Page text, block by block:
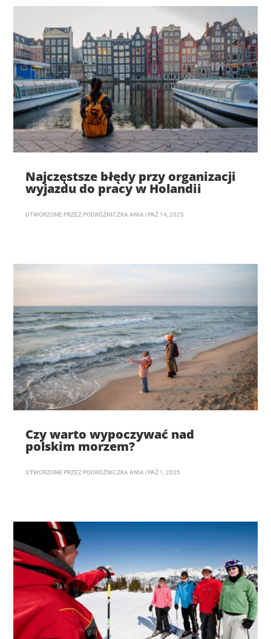
Najczęstsze błędy przy organizacji
wyjazdu do pracy w Holandii
UTWORZONE PRZEZ PODRÓŻNICZKA ANIA | PAŹ 14, 2025
Czy warto wypoczywać nad
polskim morzem?
UTWORZONE PRZEZ PODRÓŻNICZKA ANIA | PAŹ 1, 2025